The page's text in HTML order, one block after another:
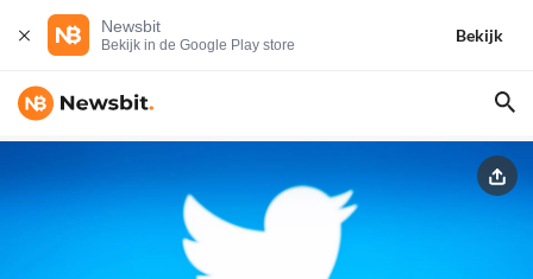
Newsbit
Bekijk in de Google Play store
Bekijk